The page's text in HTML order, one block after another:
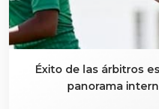
Éxito de las árbitros
panorama